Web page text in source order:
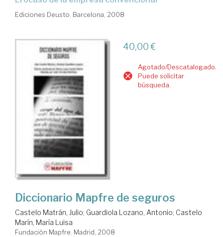
Ediciones Deusto. Barcelona, 2008
40,00 €
Agotado/Descatalogado.
Puede solicitar
búsqueda.
Diccionario Mapfre de seguros
Castelo Matrán, Julio; Guardiola Lozano, Antonio; Castelo
Marín, María Luisa
Fundación Mapfre. Madrid, 2008